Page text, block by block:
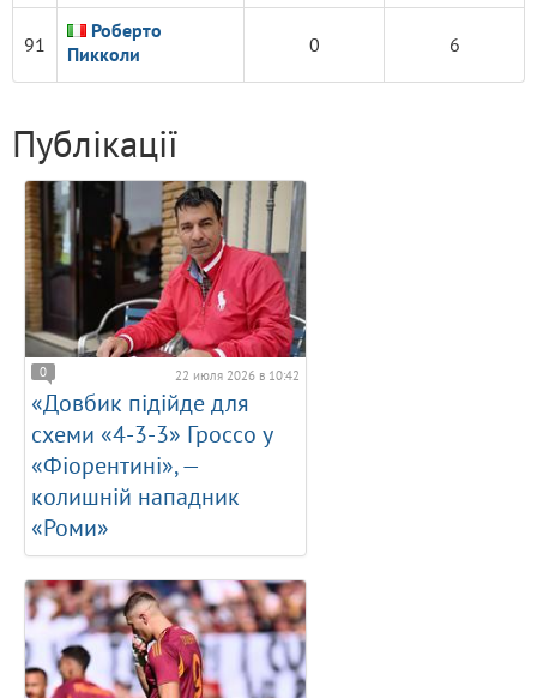
91
Роберто
Пикколи
0 6
Публікації
0 22 июля 2026 в 10:42
«Довбик підійде для
схеми «4-3-3» Гроссо у
«Фіорентині», —
колишній нападник
«Роми»